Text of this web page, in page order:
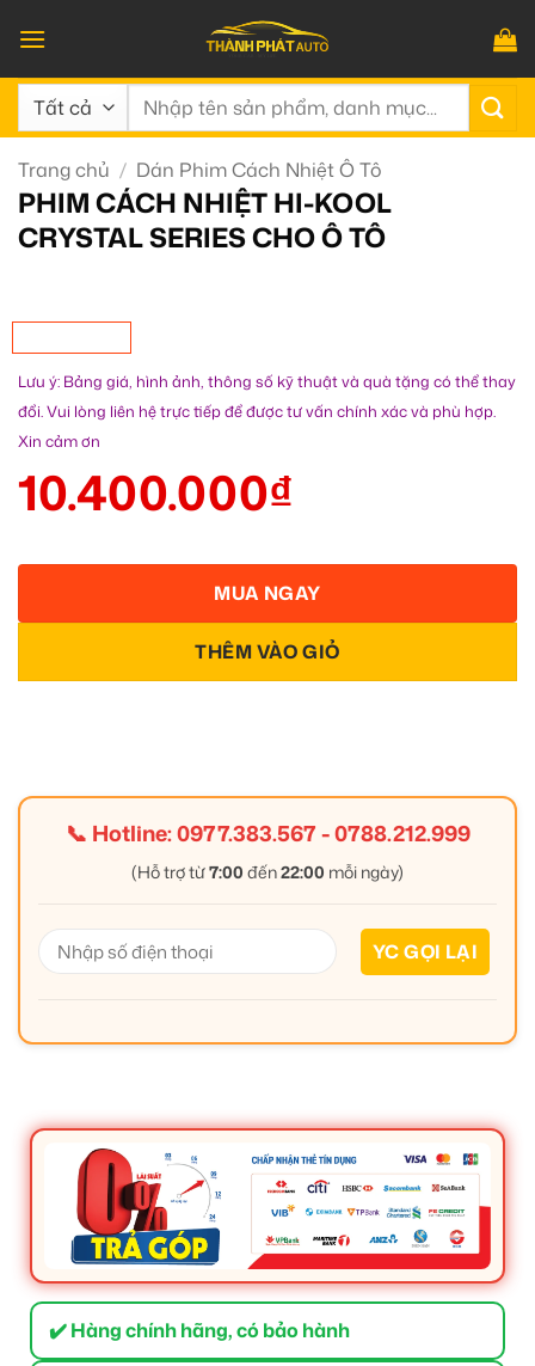
qua
nội
dung
Tìm
Trang chủ / Dán Phim Cách Nhiệt Ô Tô
PHIM CÁCH NHIỆT HI-KOOL
CRYSTAL SERIES CHO Ô TÔ
Lưu ý: Bảng giá, hình ảnh, thông số kỹ thuật và quà tặng có thể thay
đổi. Vui lòng liên hệ trực tiếp để được tư vấn chính xác và phù hợp.
Xin cảm ơn
10.400.000₫
THÊM VÀO GIỎ
MUA NGAY
📞 Hotline:0977.383.567-0788.212.999
(Hỗ trợ từ7:00 đến22:00 mỗi ngày)
✔️ Hàng chính hãng, có bảo hành